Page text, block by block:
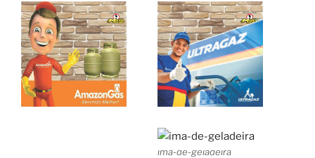
ima-de-geladeira